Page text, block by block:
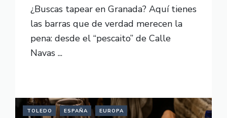
¿Buscas tapear en Granada? Aquí tienes
las barras que de verdad merecen la
pena: desde el “pescaito” de Calle
Navas ...
TOLEDO ESPAÑA EUROPA